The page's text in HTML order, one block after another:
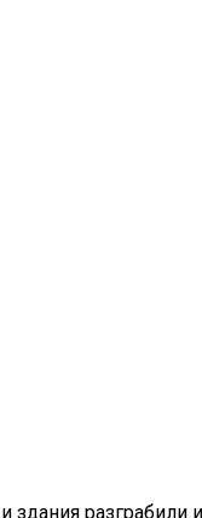
разграбили